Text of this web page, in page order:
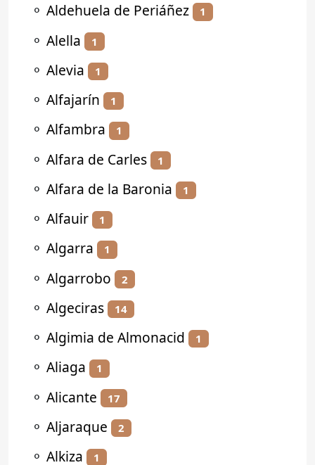
⚬ Aldehuela de Periáñez 1
⚬ Alella 1
⚬ Alevia 1
⚬ Alfajarín 1
⚬ Alfambra 1
⚬ Alfara de Carles 1
⚬ Alfara de la Baronia 1
⚬ Alfauir 1
⚬ Algarra 1
⚬ Algarrobo 2
⚬ Algeciras 14
⚬ Algimia de Almonacid 1
⚬ Aliaga 1
⚬ Alicante 17
⚬ Aljaraque 2
⚬ Alkiza 1